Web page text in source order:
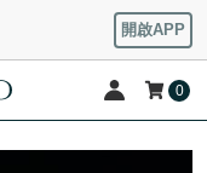
開啟APP
0